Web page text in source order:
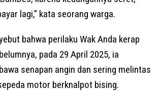
lagi,” kata seorang warga.
bahwa perilaku Wak Anda kerap
pada 29 April 2025, ia
senapan angin dan sering melintas
motor berknalpot bising.